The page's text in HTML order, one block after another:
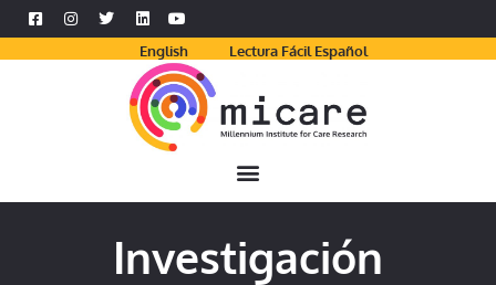
English Lectura Fácil Español
Investigación